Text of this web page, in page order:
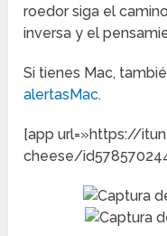
roedor siga el
inversa y el
Si tienes Mac,
alertasMac.
[app url=»https://
cheese/